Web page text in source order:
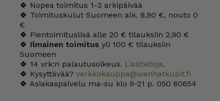
🍀 Nopea toimitus 1-3 arkipäivää
🍀 Toimituskulut Suomeen alk. 8,90 €, nouto 0
€
🍀 Pientoimituslisä alle 20 € tilauksiin 2,90 €
🍀 Ilmainen toimitus yli 100 € tilauksiin
Suomeen
🍀 14 vrk:n palautusoikeus. Lisätietoja.
🍀 Kysyttävää? verkkokauppa@wanhatkupit.fi
🍀 Asiakaspalvelu ma-su klo 9-21 p. 050 60654